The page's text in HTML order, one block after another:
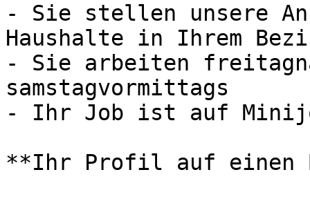
- Sie stellen unsere
Haushalte in Ihrem
- Sie arbeiten
samstagvormittags
- Ihr Job ist auf
**Ihr Profil auf einen